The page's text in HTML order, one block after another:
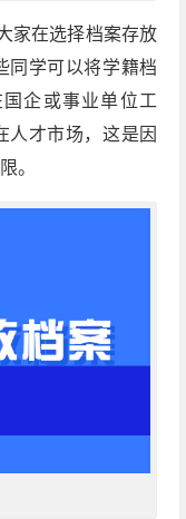
家在选择档案存放
同学可以将学籍档
企或事业单位工
人才市场，这是因
。